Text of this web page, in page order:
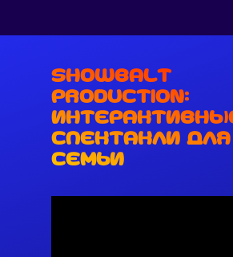
SHOWBALT
PRODUCTION:
спектакли
семьи